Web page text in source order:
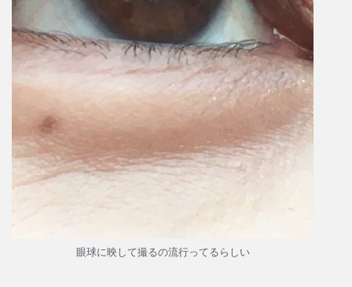
眼球に映して撮るの流行ってるらしい